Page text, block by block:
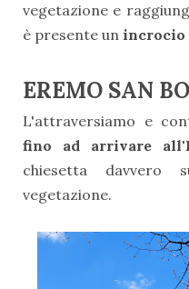
vegetazione e
è presente un incrocio
EREMO SAN
L'attraversiamo e
fino ad arrivare
chiesetta davvero
vegetazione.